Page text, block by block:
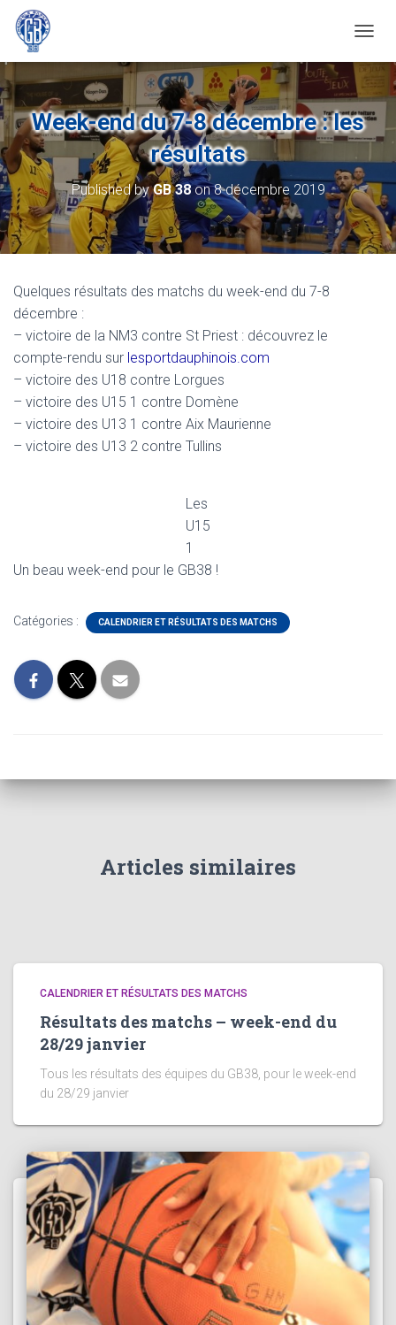
Week-end du 7-8 décembre : les
résultats
Published byGB 38on8 décembre 2019
Quelques résultats des matchs du week-end du 7-8
décembre :
– victoire de la NM3 contre St Priest : découvrez le
compte-rendu sur lesportdauphinois.com
– victoire des U18 contre Lorgues
– victoire des U15 1 contre Domène
– victoire des U13 1 contre Aix Maurienne
– victoire des U13 2 contre Tullins
Les
U15
1
Un beau week-end pour le GB38 !
Catégories : CALENDRIER ET RÉSULTATS DES MATCHS
Articles similaires
CALENDRIER ET RÉSULTATS DES MATCHS
Résultats des matchs – week-end du
28/29 janvier
Tous les résultats des équipes du GB38, pour le week-end
du 28/29 janvier